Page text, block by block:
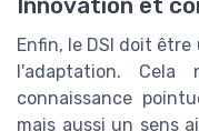
Innovation et
Enfin, le DSI doit
l'adaptation. Cela
connaissance
mais aussi un sens